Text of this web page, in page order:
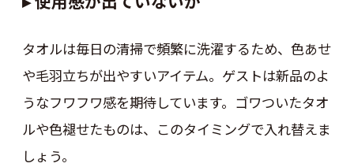
タオルは毎日の清掃で頻繁に洗濯するため、色あせ
や毛羽立ちが出やすいアイテム。ゲストは新品のよ
うなフワフワ感を期待しています。ゴワついたタオ
ルや色褪せたものは、このタイミングで入れ替えま
しょう。